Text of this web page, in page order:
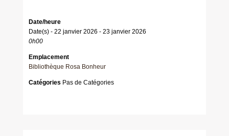
Date/heure
Date(s) - 22 janvier 2026 - 23 janvier 2026
0h00
Emplacement
Bibliothèque Rosa Bonheur
Catégories Pas de Catégories